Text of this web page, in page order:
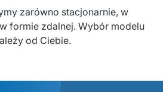
zarówno stacjonarnie, w
formie zdalnej. Wybór modelu
od Ciebie.